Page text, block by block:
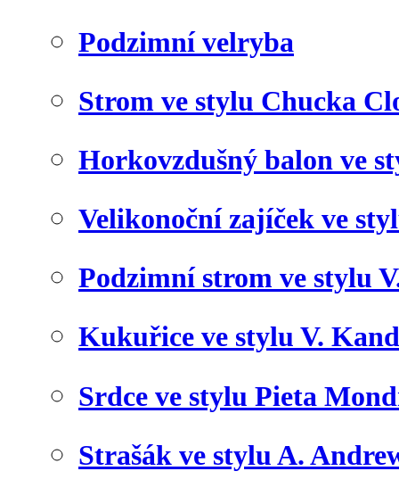
Podzimní velryba
Strom ve stylu Chucka
Horkovzdušný balon ve
Velikonoční zajíček ve
Podzimní strom ve stylu
Kukuřice ve stylu V.
Srdce ve stylu Pieta
Strašák ve stylu A.